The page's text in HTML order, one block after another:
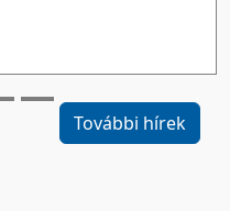
További hírek